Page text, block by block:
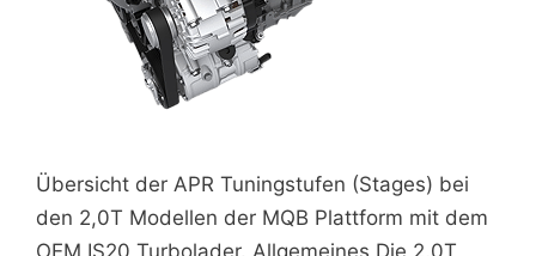
Übersicht der APR Tuningstufen (Stages) bei
den 2,0T Modellen der MQB Plattform mit dem
OEM IS20 Turbolader. Allgemeines Die 2,0T